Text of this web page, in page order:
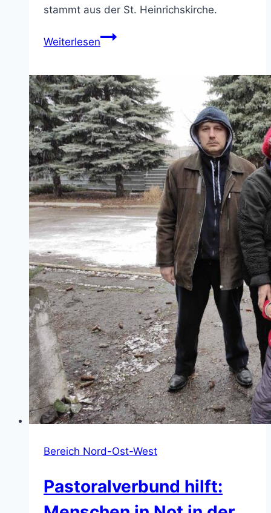
stammt aus der St. Heinrichskirche.
WeiterlesenWeltgebetstag
2022
Bereich Nord-Ost-West
Pastoralverbund hilft: